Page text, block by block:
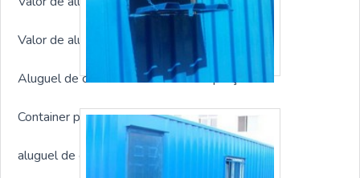
Valor de aluguel de container para obra
Aluguel de container com banheiro preço
Container para obras locação
aluguel de container almoxarifado